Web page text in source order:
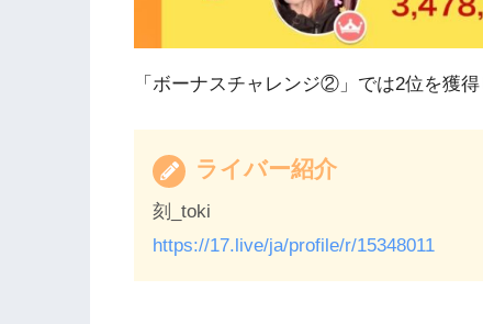
「ボーナスチャレンジ②」では2位を獲得
ライバー紹介
刻_toki
https://17.live/ja/profile/r/15348011